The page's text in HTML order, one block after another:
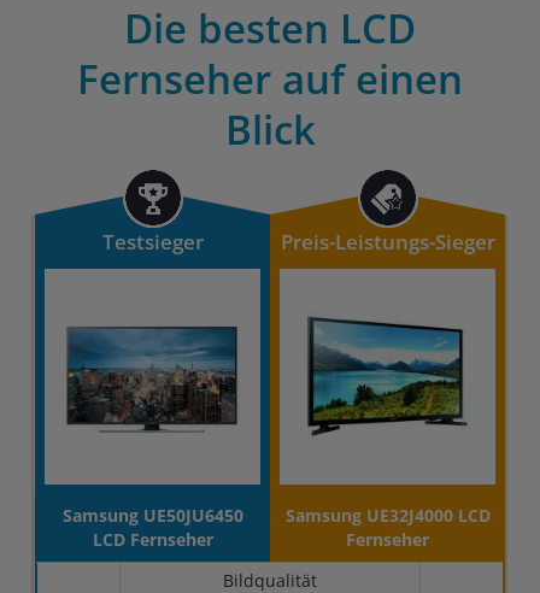
Die besten LCD
Fernseher auf einen
Blick
Testsieger Preis-Leistungs-Sieger
Samsung UE50JU6450
LCD Fernseher
Samsung UE32J4000 LCD
Fernseher
Bildqualität